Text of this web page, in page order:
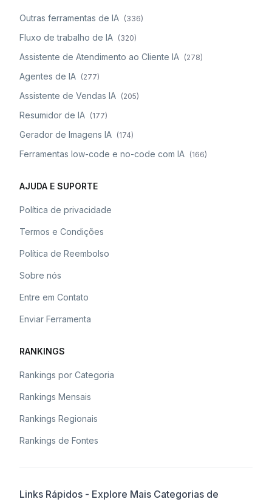
Outras ferramentas de IA (336)
Fluxo de trabalho de IA (320)
Assistente de Atendimento ao Cliente IA (278)
Agentes de IA (277)
Assistente de Vendas IA (205)
Resumidor de IA (177)
Gerador de Imagens IA (174)
Ferramentas low-code e no-code com IA (166)
AJUDA E SUPORTE
Política de privacidade
Termos e Condições
Política de Reembolso
Sobre nós
Entre em Contato
Enviar Ferramenta
RANKINGS
Rankings por Categoria
Rankings Mensais
Rankings Regionais
Rankings de Fontes
Links Rápidos - Explore Mais Categorias de